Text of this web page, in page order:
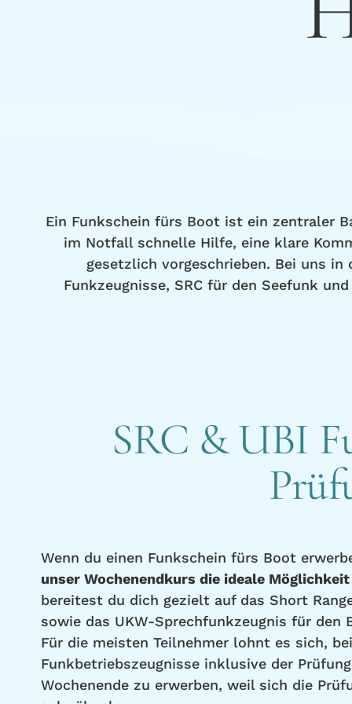
Ein Funkschein fürs Boot ist ein zentraler
im Notfall schnelle Hilfe, eine klare
gesetzlich vorgeschrieben. Bei uns in
Funkzeugnisse, SRC für den Seefunk
SRC & UBI
Wenn du einen Funkschein fürs Boot
unser Wochenendkurs die ideale Möglichkeit
bereitest du dich gezielt auf das Short
sowie das UKW-Sprechfunkzeugnis für den
Für die meisten Teilnehmer lohnt es sich,
Funkbetriebszeugnisse inklusive der
Wochenende zu erwerben, weil sich die